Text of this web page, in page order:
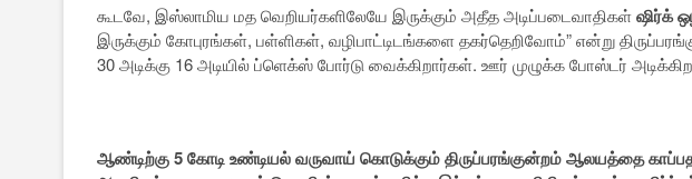
கூடவே, இஸ்லாமிய மத வெறியர்களிலேயே இருக்கும் அதீத அடிப்படைவாதிகள்ஷிர்க்
இருக்கும் கோபுரங்கள், பள்ளிகள், வழிபாட்டிடங்களை தகர்தெறிவோம்” என்று
30 அடிக்கு 16 அடியில் ப்ளெக்ஸ் போர்டு வைக்கிறார்கள். ஊர் முழுக்க போஸ்டர்
ஆண்டிற்கு 5 கோடி உண்டியல் வருவாய் கொடுக்கும் திருப்பரங்குன்றம் ஆலயத்தை